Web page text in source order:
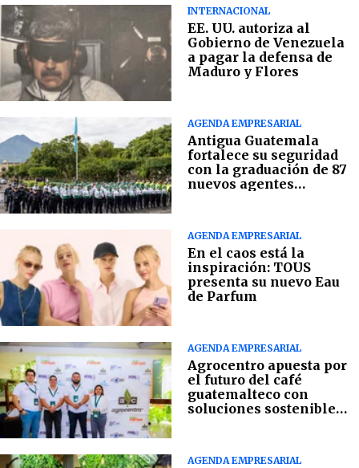
INTERNACIONAL
EE. UU. autoriza al
Gobierno de Venezuela
a pagar la defensa de
Maduro y Flores
AGENDA EMPRESARIAL
Antigua Guatemala
fortalece su seguridad
con la graduación de 87
nuevos agentes
AGENDA EMPRESARIAL
En el caos está la
inspiración: TOUS
presenta su nuevo Eau
de Parfum
AGENDA EMPRESARIAL
Agrocentro apuesta por
el futuro del café
guatemalteco con
soluciones sostenibles
AGENDA EMPRESARIAL